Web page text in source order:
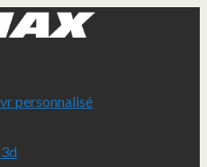
personnalisé